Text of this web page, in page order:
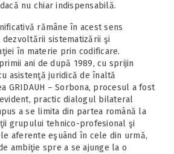
nu chiar indispensabilă.
rămâne în acest sens
dezvoltării sistematizării şi
în materie prin codificare.
ani de după 1989, cu sprijin
asistenţă juridică de înaltă
GRIDAUH – Sorbona, procesul a fost
practic dialogul bilateral
a se limita din partea română la
grupului tehnico-profesional şi
aferente eşuând în cele din urmă,
ambiţie spre a se ajunge la o